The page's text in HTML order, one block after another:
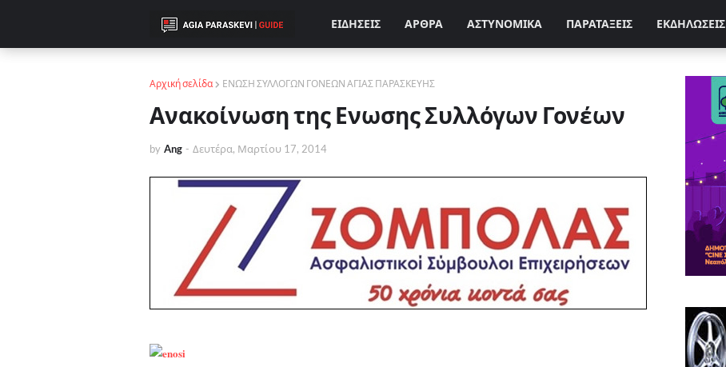
ΕΙΔΗΣΕΙΣ ΑΡΘΡΑ ΑΣΤΥΝΟΜΙΚΑ ΠΑΡΑΤΑΞΕΙΣ ΕΚΔΗΛΩΣΕΙΣ
Αρχική σελίδα ΕΝΩΣΗ ΣΥΛΛΟΓΩΝ ΓΟΝΕΩΝ ΑΓΙΑΣ ΠΑΡΑΣΚΕΥΗΣ
Ανακοίνωση της Ενωσης Συλλόγων Γονέων
by Ang - Δευτέρα, Μαρτίου 17, 2014